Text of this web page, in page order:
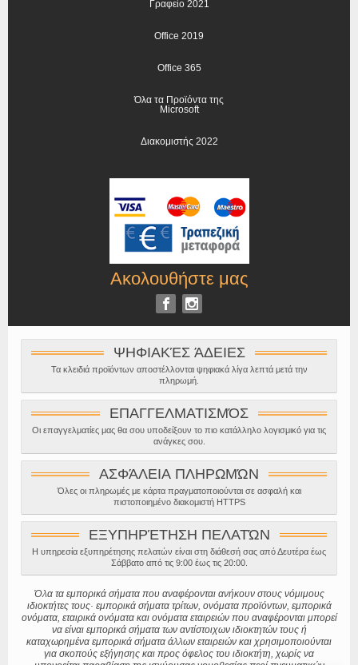
Γραφείο 2021
Office 2019
Office 365
Όλα τα Προϊόντα της
Microsoft
Διακομιστής 2022
Ακολουθήστε μας
ΨΗΦΙΑΚΈΣ ΆΔΕΙΕΣ
Τα κλειδιά προϊόντων αποστέλλονται ψηφιακά λίγα λεπτά μετά την
πληρωμή.
ΕΠΑΓΓΕΛΜΑΤΙΣΜΌΣ
Οι επαγγελματίες μας θα σου υποδείξουν το πιο κατάλληλο λογισμικό για τις
ανάγκες σου.
ΑΣΦΆΛΕΙΑ ΠΛΗΡΩΜΏΝ
Όλες οι πληρωμές με κάρτα πραγματοποιούνται σε ασφαλή και
πιστοποιημένο διακομιστή HTTPS
ΕΞΥΠΗΡΈΤΗΣΗ ΠΕΛΑΤΏΝ
Η υπηρεσία εξυπηρέτησης πελατών είναι στη διάθεσή σας από Δευτέρα έως
Σάββατο από τις 9:00 έως τις 20:00.
Όλα τα εμπορικά σήματα που αναφέρονται ανήκουν στους νόμιμους
ιδιοκτήτες τους· εμπορικά σήματα τρίτων, ονόματα προϊόντων, εμπορικά
ονόματα, εταιρικά ονόματα και ονόματα εταιρειών που αναφέρονται μπορεί
να είναι εμπορικά σήματα των αντίστοιχων ιδιοκτητών τους ή
καταχωρημένα εμπορικά σήματα άλλων εταιρειών και χρησιμοποιούνται
για σκοπούς εξήγησης και προς όφελος του ιδιοκτήτη, χωρίς να